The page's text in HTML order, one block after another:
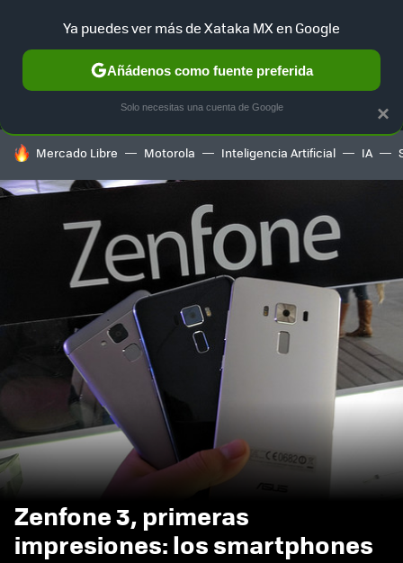
MENÚ NUEVO
GAMING HOME AUTO
HOY SE HABLA DE
Mercado Libre Motorola Inteligencia Artificial IA
Zenfone 3, primeras
impresiones: los smartphones
×
Ya puedes ver más de Xataka MX en Google
Añádenos como fuente preferida
Solo necesitas una cuenta de Google